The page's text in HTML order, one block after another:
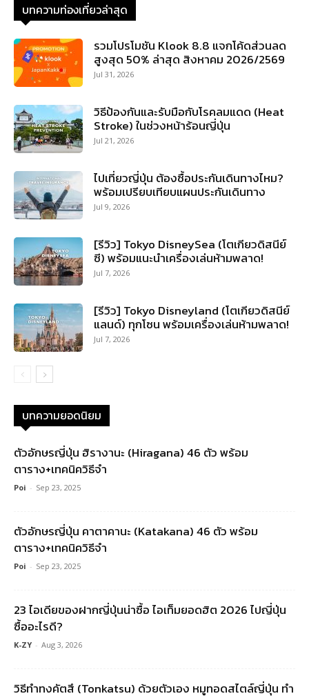
บทความท่องเที่ยวล่าสุด
รวมโปรโมชัน Klook 8.8 แจกโค้ดส่วนลด
สูงสุด 50% ล่าสุด สิงหาคม 2026/2569
Jul 31, 2026
วิธีป้องกันและรับมือกับโรคลมแดด (Heat
Stroke) ในช่วงหน้าร้อนญี่ปุ่น
Jul 21, 2026
ไปเที่ยวญี่ปุ่น ต้องซื้อประกันเดินทางไหม?
พร้อมเปรียบเทียบแผนประกันเดินทาง
Jul 9, 2026
[รีวิว] Tokyo DisneySea (โตเกียวดิสนีย์
ซี) พร้อมแนะนำเครื่องเล่นห้ามพลาด!
Jul 7, 2026
[รีวิว] Tokyo Disneyland (โตเกียวดิสนีย์
แลนด์) ทุกโซน พร้อมเครื่องเล่นห้ามพลาด!
Jul 7, 2026
บทความยอดนิยม
ตัวอักษรญี่ปุ่น ฮิรางานะ (Hiragana) 46 ตัว พร้อม
ตาราง+เทคนิควิธีจำ
Poi - Sep 23, 2025
ตัวอักษรญี่ปุ่น คาตาคานะ (Katakana) 46 ตัว พร้อม
ตาราง+เทคนิควิธีจำ
Poi - Sep 23, 2025
23 ไอเดียของฝากญี่ปุ่นน่าซื้อ ไอเท็มยอดฮิต 2026 ไปญี่ปุ่น
ซื้ออะไรดี?
K-ZY - Aug 3, 2026
วิธีทำทงคัตสึ (Tonkatsu) ด้วยตัวเอง หมูทอดสไตล์ญี่ปุ่น ทำ